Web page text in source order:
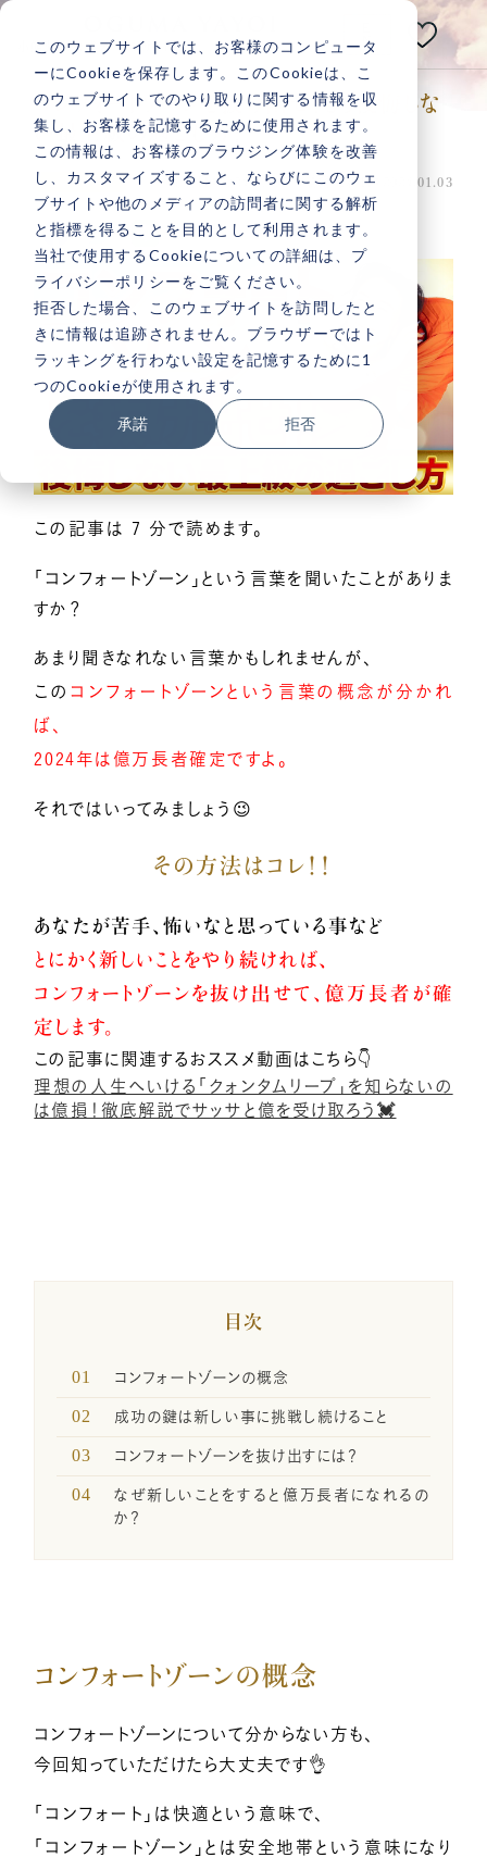
このウェブサイトでは、お客様のコンピュータ
ーにCookieを保存します。このCookieは、こ
のウェブサイトでのやり取りに関する情報を収
集し、お客様を記憶するために使用されます。
この情報は、お客様のブラウジング体験を改善
し、カスタマイズすること、ならびにこのウェ
ブサイトや他のメディアの訪問者に関する解析
と指標を得ることを目的として利用されます。
当社で使用するCookieについての詳細は、プ
ライバシーポリシーをご覧ください。
拒否した場合、このウェブサイトを訪問したと
きに情報は追跡されません。ブラウザーではト
ラッキングを行わない設定を記憶するために1
つのCookieが使用されます。
承諾 拒否
小熊弥生公式メディアサイト
N
あなたの人生は
いつだって変えられる！
記事検索
人気記事一覧
億楽 当たり前ゼロ感謝® 360度許し
億楽®集中講座
イベントギャラリー
小熊弥生のご紹介
億楽®ストーリー
SNSのご案内
新着情報
一般の方のお問い合わせ
企業・経営者向け研修のご案内
コンフォートゾーンを抜け出せ！もう後悔しな
い最上級の過ごし方！
マインド 投稿日：2024.01.03 最終更新日：2024.01.03
この記事は 7 分で読めます。
「コンフォートゾーン」という言葉を聞いたことがありま
すか？
あまり聞きなれない言葉かもしれませんが、
この コンフォートゾーンという言葉の概念が分かれ
ば、
2024年は億万長者確定ですよ。
それではいってみましょう😉
その方法はコレ！！
あなたが苦手、怖いなと思っている事など
とにかく新しいことをやり続ければ、
コンフォートゾーンを抜け出せて、億万長者が確
定します。
この記事に関連するおススメ動画はこちら👇
理想の人生へいける「クォンタムリープ」を知らないの
は億損！徹底解説でサッサと億を受け取ろう💓
目次
コンフォートゾーンの概念
成功の鍵は新しい事に挑戦し続けること
コンフォートゾーンを抜け出すには？
なぜ新しいことをすると億万長者になれるの
か？
コンフォートゾーンの概念
コンフォートゾーンについて分からない方も、
今回知っていただけたら大丈夫です👌
「コンフォート」は快適という意味で、
「コンフォートゾーン」とは安全地帯という意味になり